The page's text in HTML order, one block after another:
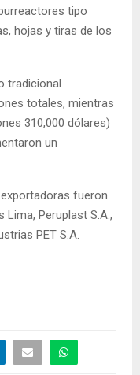
tipo
hojas y tiras de los
tradicional
totales, mientras
310,000 dólares)
un
fueron
Peruplast S.A.,
PET S.A.